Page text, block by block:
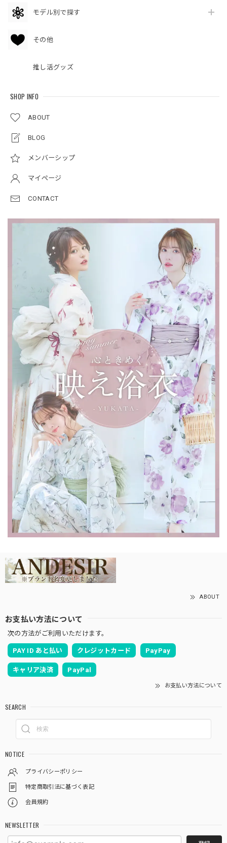
モデル別で探す
その他
推し活グッズ
SHOP INFO
ABOUT
BLOG
メンバーシップ
マイページ
CONTACT
ABOUT
お支払い方法について
次の方法がご利用いただけます。
PAY ID あと払い クレジットカード PayPay
キャリア決済 PayPal
お支払い方法について
SEARCH
NOTICE
プライバシーポリシー
特定商取引法に基づく表記
会員規約
NEWSLETTER